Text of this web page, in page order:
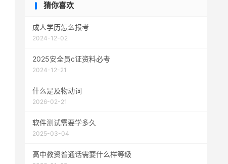
猜你喜欢
成人学历怎么报考
2024-12-02
2025安全员c证资料必考
2024-12-21
什么是及物动词
2026-02-21
软件测试需要学多久
2025-03-04
高中教资普通话需要什么样等级